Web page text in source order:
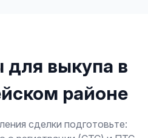
выкупа в
районе
сделки подготовьте: